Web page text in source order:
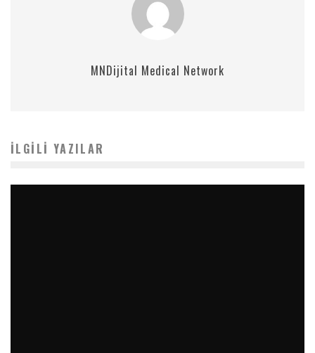
MNDijital Medical Network
İLGILI YAZILAR